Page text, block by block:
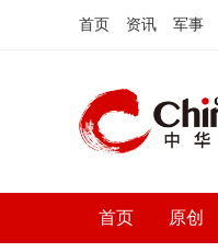
首页 资讯 军事
首页 原创